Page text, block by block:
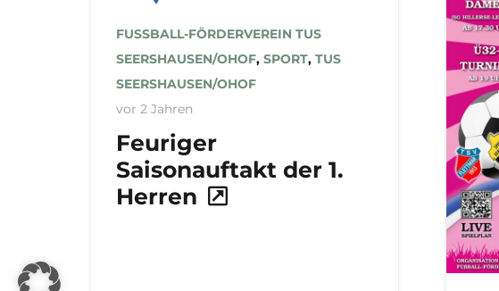
FUSSBALL-FÖRDERVEREIN TUS S
EERSHAUSEN/OHOF , SPORT, TUS
SEERSHAUSEN/OHOF
vor 2 Jahren
Feuriger
Saisonauftakt der 1.
Herren